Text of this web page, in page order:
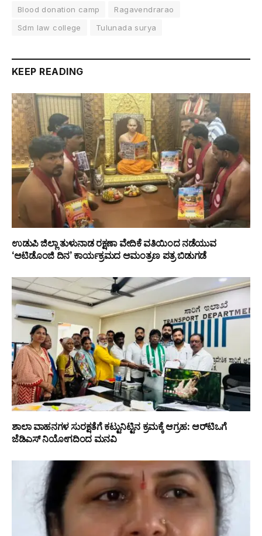
Blood donation camp
Ragavendrarao
Sdm law college
Tulunada surya
KEEP READING
ಉಡುಪಿ ಜಿಲ್ಲಾ ತುಳುನಾಡ ರಕ್ಷಣಾ ವೇದಿಕೆ ವತಿಯಿಂದ ನಡೆಯುವ
‘ಆಟಿಡೊಂಜಿ ದಿನ’ ಕಾರ್ಯಕ್ರಮದ ಆಮಂತ್ರಣ ಪತ್ರ ಬಿಡುಗಡೆ
ಶಾಲಾ ವಾಹನಗಳ ಸುರಕ್ಷತೆಗೆ ಕಟ್ಟುನಿಟ್ಟಿನ ಕ್ರಮಕ್ಕೆ ಆಗ್ರಹ: ಆರ್‌ಟಿಒಗೆ
ಜೆಡಿಎಸ್ ನಿಯೋಗದಿಂದ ಮನವಿ